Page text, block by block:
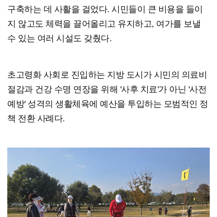
구축하는 데 사활을 걸었다. 시민들이 큰 비용을 들이
지 않고도 체력을 끌어올리고 유지하고, 여가를 보낼
수 있는 여러 시설도 갖췄다.
초고령화 사회로 진입하는 지방 도시가 시민의 의료비
절감과 건강 수명 연장을 위해 '사후 치료'가 아닌 '사전
예방' 성격의 생활체육에 예산을 투입하는 모범적인 정
책 전환 사례다.